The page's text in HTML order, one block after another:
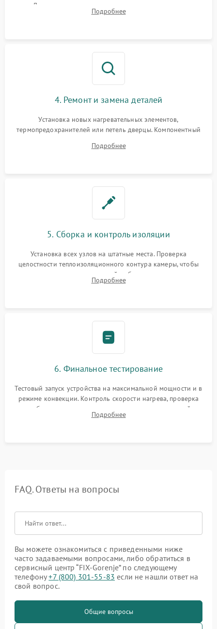
Диагностика термостата, датчиков температуры,
переключателя режимов и мотора конвекции.
Подробнее
4. Ремонт и замена деталей
Установка новых нагревательных элементов,
термопредохранителей или петель дверцы. Компонентный
выгоревших реле, восстановление контактов и замена
Подробнее
5. Сборка и контроль изоляции
Установка всех узлов на штатные места. Проверка
целостности теплоизоляционного контура камеры, чтобы
исключить перегрев кухонной мебели и потерю тепла.
Надежная фиксация клемм и сборка корпуса шкафа.
Подробнее
6. Финальное тестирование
Тестовый запуск устройства на максимальной мощности и в
режиме конвекции. Контроль скорости нагрева, проверка
срабатывания термостата при достижении заданной
температуры и тест на отсутствие утечек тока.
Подробнее
FAQ. Ответы на вопросы
Вы можете ознакомиться с приведенными ниже
часто задаваемыми вопросами, либо обратиться в
сервисный центр “FIX-Gorenje” по следующему
телефону+7 (800) 301-55-83 если не нашли ответ на
свой вопрос.
Общие вопросы